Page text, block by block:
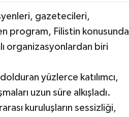
gazetecileri,
program, Filistin konusunda
organizasyonlardan biri
yüzlerce katılımcı,
uzun süre alkışladı.
kuruluşların sessizliği,